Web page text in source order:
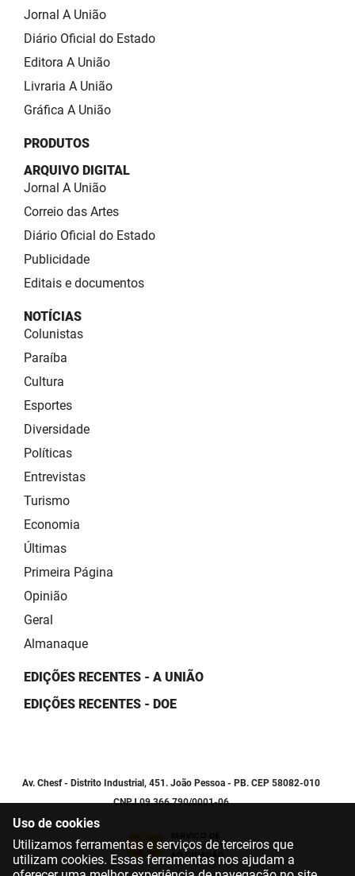
Jornal A União
Diário Oficial do Estado
Editora A União
Livraria A União
Gráfica A União
PRODUTOS
ARQUIVO DIGITAL
Jornal A União
Correio das Artes
Diário Oficial do Estado
Publicidade
Editais e documentos
NOTÍCIAS
Colunistas
Paraíba
Cultura
Esportes
Diversidade
Políticas
Entrevistas
Turismo
Economia
Últimas
Primeira Página
Opinião
Geral
Almanaque
EDIÇÕES RECENTES - A UNIÃO
EDIÇÕES RECENTES - DOE
Av. Chesf - Distrito Industrial, 451. João Pessoa - PB. CEP 58082-010
CNPJ 09.366.790/0001-06
Uso de cookies
Utilizamos ferramentas e serviços de terceiros que
utilizam cookies. Essas ferramentas nos ajudam a